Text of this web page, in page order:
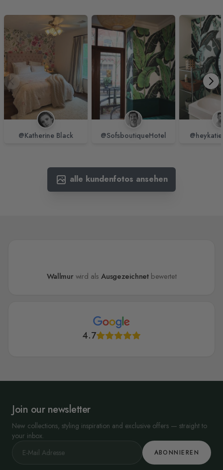
@Katherine Black @SofsboutiqueHotel
alle kundenfotos ansehen
Wallmur wird alsAusgezeichnetbewertet
4.7
Join our newsletter
New collections, styling inspiration and exclusive offers — straight to
your inbox.
ABONNIEREN